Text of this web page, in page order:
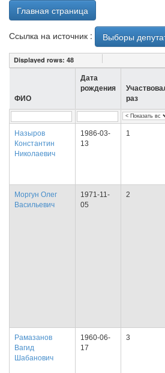
Главная страница
Ссылка на источник : Выборы
Displayed rows: 48
ФИО
Дата
рождения
раз
Назыров
Константин
Николаевич
1986-03-
13
1
Моргун Олег
Васильевич
1971-11-
05
2
Рамазанов
Вагид
Шабанович
1960-06-
17
3